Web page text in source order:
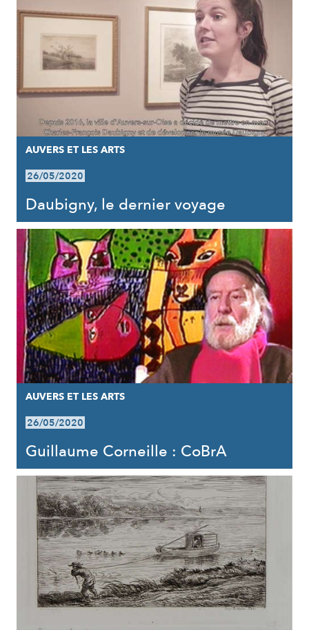
AUVERS ET LES ARTS
26/05/2020
Daubigny, le dernier voyage
AUVERS ET LES ARTS
26/05/2020
Guillaume Corneille : CoBrA